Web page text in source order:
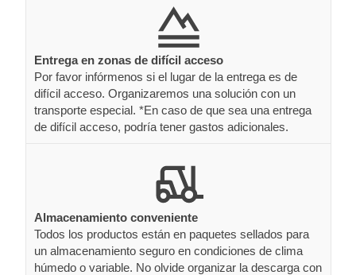
Entrega en zonas de difícil acceso
Por favor infórmenos si el lugar de la entrega es de
difícil acceso. Organizaremos una solución con un
transporte especial. *En caso de que sea una entrega
de difícil acceso, podría tener gastos adicionales.
Almacenamiento conveniente
Todos los productos están en paquetes sellados para
un almacenamiento seguro en condiciones de clima
húmedo o variable. No olvide organizar la descarga con